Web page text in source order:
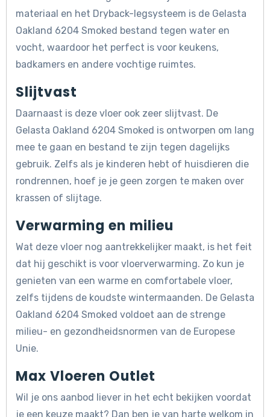
materiaal en het Dryback-legsysteem is de Gelasta
Oakland 6204 Smoked bestand tegen water en
vocht, waardoor het perfect is voor keukens,
badkamers en andere vochtige ruimtes.
Slijtvast
Daarnaast is deze vloer ook zeer slijtvast. De
Gelasta Oakland 6204 Smoked is ontworpen om lang
mee te gaan en bestand te zijn tegen dagelijks
gebruik. Zelfs als je kinderen hebt of huisdieren die
rondrennen, hoef je je geen zorgen te maken over
krassen of slijtage.
Verwarming en milieu
Wat deze vloer nog aantrekkelijker maakt, is het feit
dat hij geschikt is voor vloerverwarming. Zo kun je
genieten van een warme en comfortabele vloer,
zelfs tijdens de koudste wintermaanden. De Gelasta
Oakland 6204 Smoked voldoet aan de strenge
milieu- en gezondheidsnormen van de Europese
Unie.
Max Vloeren Outlet
Wil je ons aanbod liever in het echt bekijken voordat
je een keuze maakt? Dan ben je van harte welkom in